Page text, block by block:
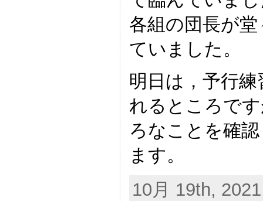
各組の団長が
ていました。
明日は，予行
れるところで
ろなことを確
ます。
10月 19th,